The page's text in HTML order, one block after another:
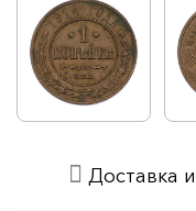
Доставка